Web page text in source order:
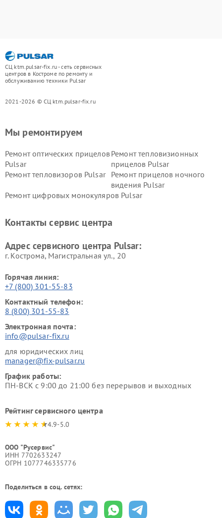
СЦ ktm.pulsar-fix.ru - сеть сервисных
центров в Костроме по ремонту и
обслуживанию техники Pulsar
2021-2026 © СЦ ktm.pulsar-fix.ru
Мы ремонтируем
Ремонт оптических прицелов
Pulsar
Ремонт тепловизионных
прицелов Pulsar
Ремонт тепловизоров Pulsar
Ремонт прицелов ночного
видения Pulsar
Ремонт цифровых монокуляров Pulsar
Контакты сервис центра
Адрес сервисного центра Pulsar:
г. Кострома, Магистральная ул., 20
Горячая линия:
+7 (800) 301-55-83
Контактный телефон:
8 (800) 301-55-83
Электронная почта:
info@pulsar-fix.ru
для юридических лиц
manager@fix-pulsar.ru
График работы:
ПН-ВСК с 9:00 до 21:00 без перерывов и выходных
Рейтинг сервисного центра
4.9-5.0
ООО "Русервис"
ИНН 7702633247
ОГРН 1077746335776
Поделиться в соц. сетях: